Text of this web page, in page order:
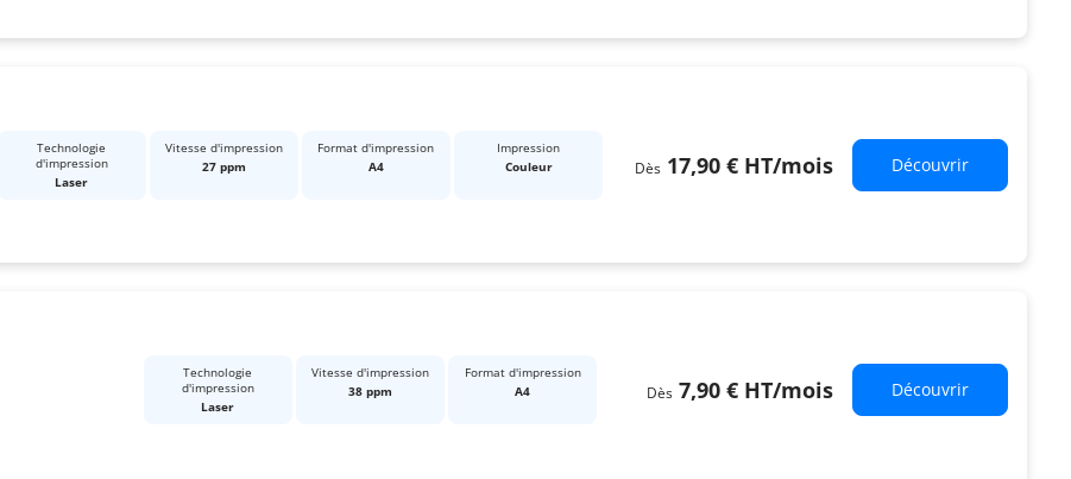
Technologie
d'impression
Laser
Vitesse d'impression
27 ppm
Format d'impression
A4
Impression
Couleur
Dès 17,90 € HT/mois Découvrir
Technologie
d'impression
Laser
Vitesse d'impression
38 ppm
Format d'impression
A4
Dès 7,90 € HT/mois Découvrir